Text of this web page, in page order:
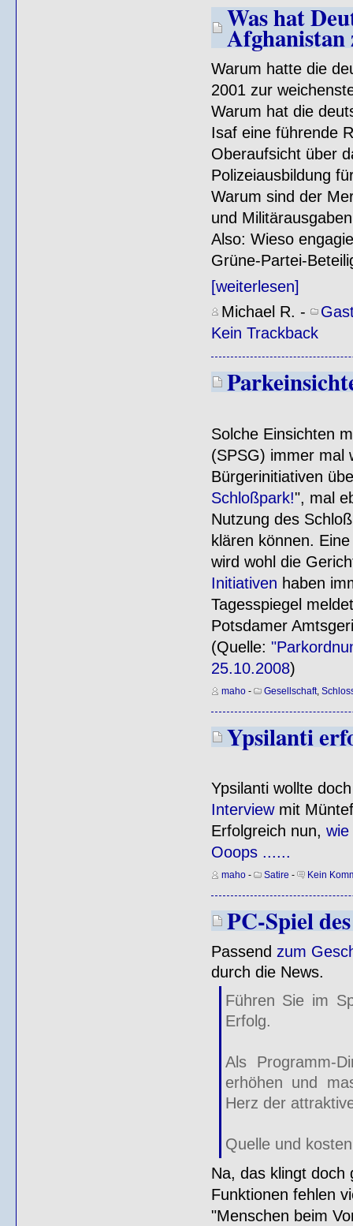
Was hat
Afghanistan
Warum hatte die
2001 zur
Warum hat die
Isaf eine führende
Oberaufsicht über
Polizeiausbildung
Warum sind der
und
Also: Wieso
Grüne-Partei-
[weiterlesen]
Michael R. -
Kein Trackback
Solche Einsichten
(SPSG) immer mal
Bürgerinitiativen
Schloßpark!", mal
Nutzung des
klären können.
wird wohl die
Initiativen haben
Tagesspiegel
Potsdamer
(Quelle:
25.10.2008)
maho- Gesellschaft,
Ypsilanti
Ypsilanti wollte
Interviewmit
Erfolgreich nun, wie
Ooops ......
maho- Satire - Kein
PC-Spiel
Passend zum
durch die News.
Führen Sie im
Erfolg.
Als Programm-
erhöhen und
Herz der
Quelle und
Na, das klingt doch
Funktionen fehlen
"Menschen beim